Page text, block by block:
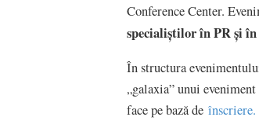
Conference Center.
specialiştilor în PR şi
În structura
„galaxia” unui
face pe bază de înscriere.